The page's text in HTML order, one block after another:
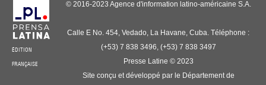
ÉDITION
FRANÇAISE
© 2016-2023 Agence d'information latino-américaine S.A.
Calle E No. 454, Vedado, La Havane, Cuba. Téléphone :
(+53) 7 838 3496, (+53) 7 838 3497
Presse Latine © 2023
Site conçu et développé par le Département de